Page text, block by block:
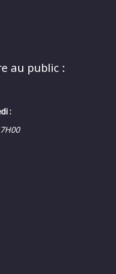
au public :
: